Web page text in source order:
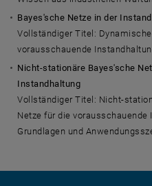
Bayes'sche Netze in der
Vollständiger Titel:
vorausschauende
Nicht-stationäre Bayes'sche
Instandhaltung
Vollständiger Titel: Nicht-
Netze für die
Grundlagen und